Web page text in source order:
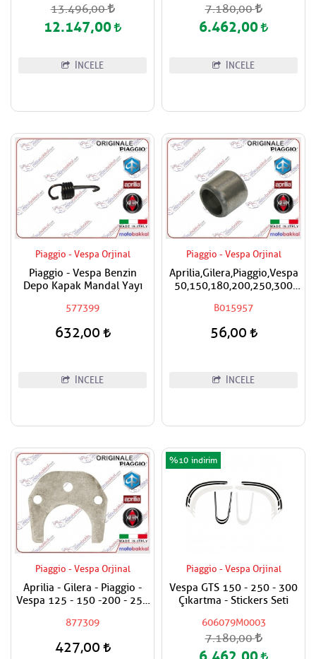
13.496,00
12.147,00
İNCELE
7.180,00
6.462,00
İNCELE
Piaggio - Vespa Orjinal
Piaggio - Vespa Benzin
Depo Kapak Mandal Yayı
577399
632,00
İNCELE
Piaggio - Vespa Orjinal
Aprilia,Gilera,Piaggio,Vespa
50,150,180,200,250,300
Fiyatıdır
B015957
56,00
İNCELE
Piaggio - Vespa Orjinal
Aprilia - Gilera - Piaggio -
Vespa 125 - 150 -200 - 250
Hilali
877309
427,00
Piaggio - Vespa Orjinal
Vespa GTS 150 - 250 - 300
Çıkartma - Stickers Seti
606079M0003
%10
7.180,00